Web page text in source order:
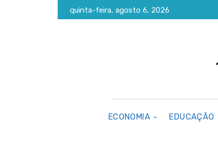
quinta-feira, agosto 6, 2026
ECONOMIA EDUCAÇÃO